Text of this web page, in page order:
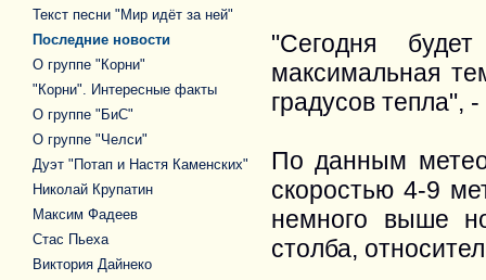
"Сегодня
максимальная
градусов тепла",
По данным
скоростью 4-9
немного выше
столба,
Текст песни "Мир идёт за ней"
Последние новости
О группе "Корни"
"Корни". Интересные факты
О группе "БиС"
О группе "Челси"
Дуэт "Потап и Настя Каменских"
Николай Крупатин
Максим Фадеев
Стас Пьеха
Виктория Дайнеко